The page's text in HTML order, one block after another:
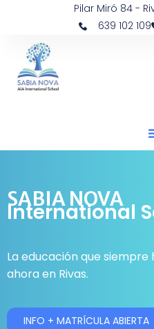
Pilar Miró 84 -
639 102 109
SABIA NOVA
International
La educación que siempre
ahora en Rivas.
INFO + MATRÍCULA ABIERTA